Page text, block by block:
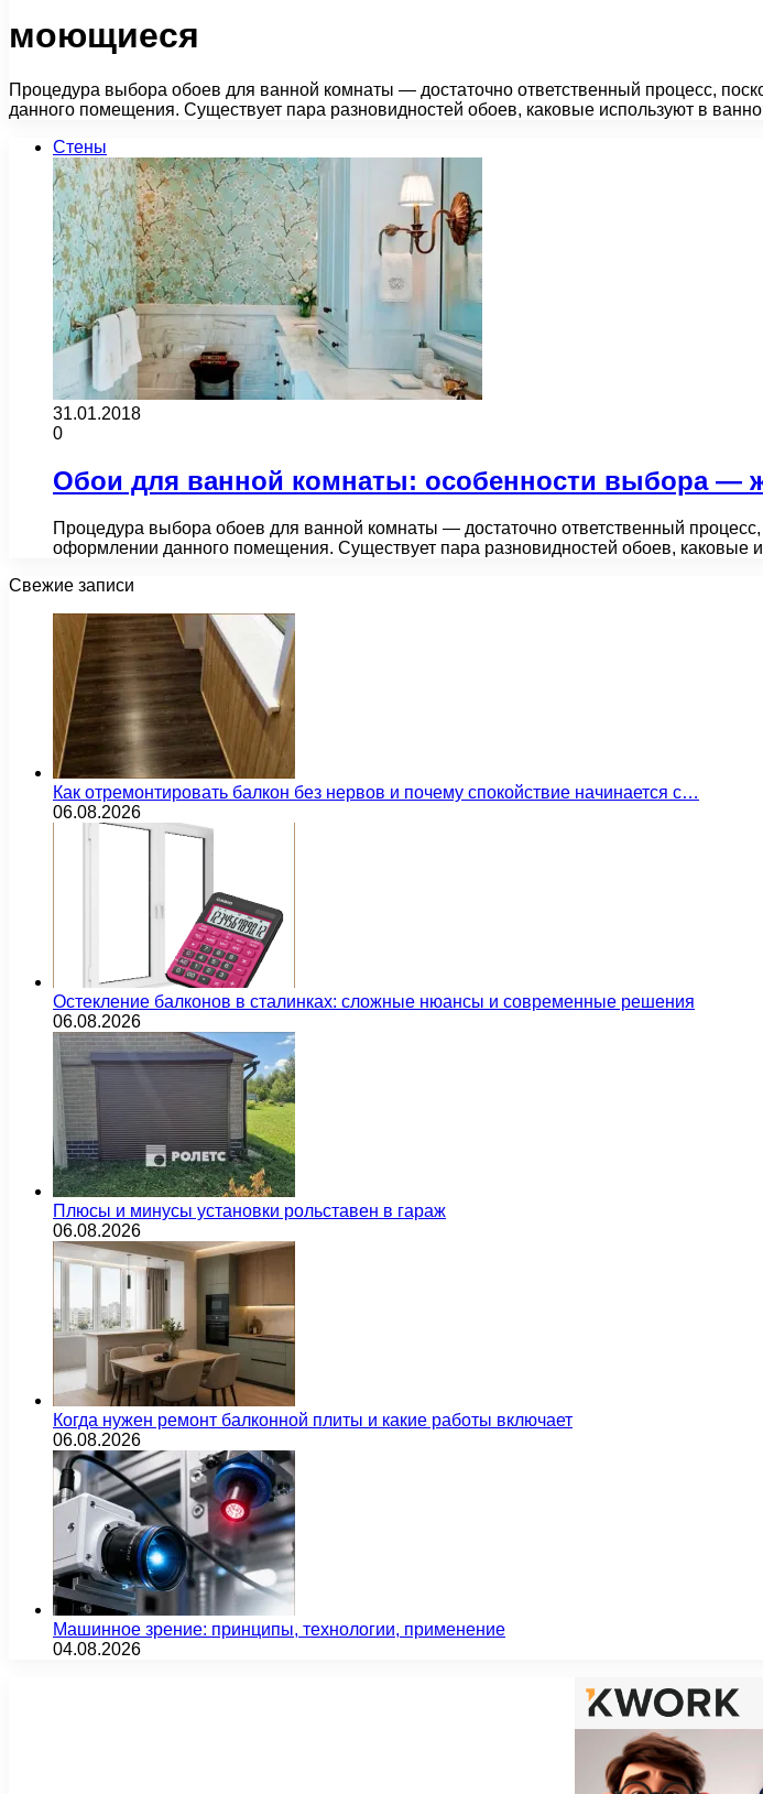
моющиеся
Процедура выбора обоев для ванной комнаты — достаточно ответственный процесс,
данного помещения. Существует пара разновидностей обоев, каковые используют в
Стены
31.01.2018
0
Обои для ванной комнаты: особенности выбора —
Процедура выбора обоев для ванной комнаты — достаточно ответственный
оформлении данного помещения. Существует пара разновидностей обоев, каковые
Свежие записи
Как отремонтировать балкон без нервов и почему спокойствие начинается с…
06.08.2026
Остекление балконов в сталинках: сложные нюансы и современные решения
06.08.2026
Плюсы и минусы установки рольставен в гараж
06.08.2026
Когда нужен ремонт балконной плиты и какие работы включает
06.08.2026
Машинное зрение: принципы, технологии, применение
04.08.2026